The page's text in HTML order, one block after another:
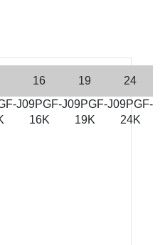
16 19 24
J09PGF-
16K
J09PGF-
19K
J09PGF-
24K